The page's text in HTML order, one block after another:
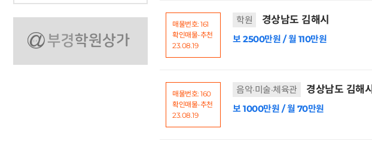
매물번호: 161
확인매물-추천
23.08.19
학원 경상남도 김해시
보 2500만원 / 월 110만원
매물번호: 160
확인매물-추천
23.08.19
음악·미술·체육관 경상남도 김해시
보 1000만원 / 월 70만원